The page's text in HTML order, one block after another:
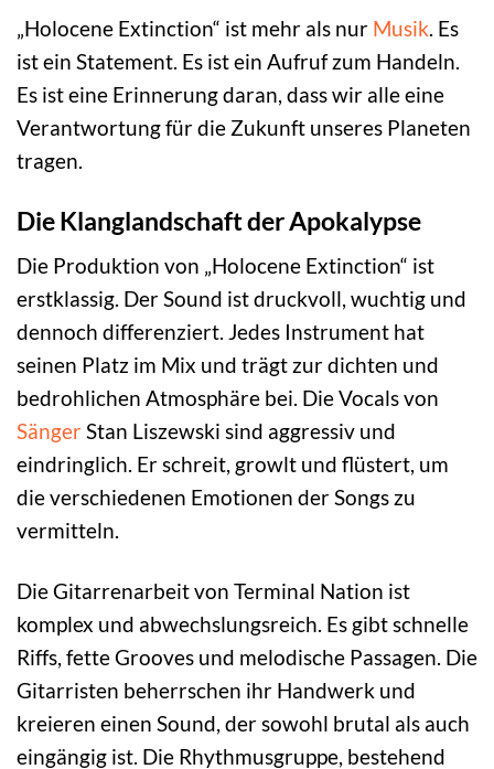
„Holocene Extinction“ ist mehr als nur Musik. Es
ist ein Statement. Es ist ein Aufruf zum Handeln.
Es ist eine Erinnerung daran, dass wir alle eine
Verantwortung für die Zukunft unseres Planeten
tragen.
Die Klanglandschaft der Apokalypse
Die Produktion von „Holocene Extinction“ ist
erstklassig. Der Sound ist druckvoll, wuchtig und
dennoch differenziert. Jedes Instrument hat
seinen Platz im Mix und trägt zur dichten und
bedrohlichen Atmosphäre bei. Die Vocals von
SängerStan Liszewski sind aggressiv und
eindringlich. Er schreit, growlt und flüstert, um
die verschiedenen Emotionen der Songs zu
vermitteln.
Die Gitarrenarbeit von Terminal Nation ist
komplex und abwechslungsreich. Es gibt schnelle
Riffs, fette Grooves und melodische Passagen. Die
Gitarristen beherrschen ihr Handwerk und
kreieren einen Sound, der sowohl brutal als auch
eingängig ist. Die Rhythmusgruppe, bestehend